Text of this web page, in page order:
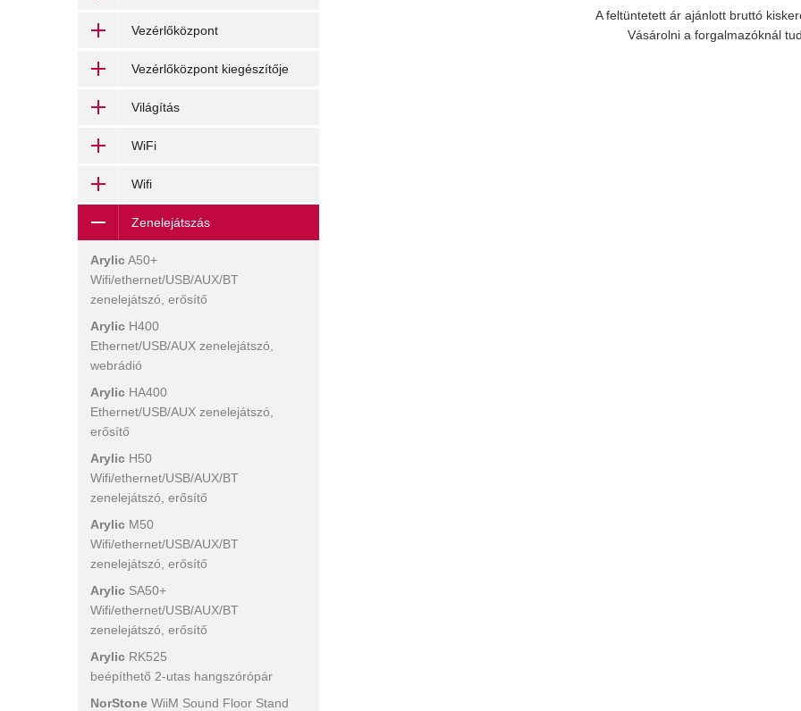
A feltüntetett ár ajánlott bruttó
Vásárolni a forgalmazóknál
Vezérlőközpont
Vezérlőközpont kiegészítője
Világítás
WiFi
Wifi
Zenelejátszás
ArylicA50+
Wifi/ethernet/USB/AUX/BT
zenelejátszó, erősítő
Arylic H400
Ethernet/USB/AUX zenelejátszó,
webrádió
Arylic HA400
Ethernet/USB/AUX zenelejátszó,
erősítő
Arylic H50
Wifi/ethernet/USB/AUX/BT
zenelejátszó, erősítő
Arylic M50
Wifi/ethernet/USB/AUX/BT
zenelejátszó, erősítő
Arylic SA50+
Wifi/ethernet/USB/AUX/BT
zenelejátszó, erősítő
Arylic RK525
beépíthető 2-utas hangszórópár
NorStone WiiM Sound Floor Stand